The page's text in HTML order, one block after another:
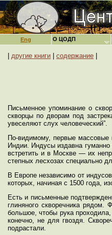
Eng
другие книги содержание
Письменное упоминание о
скворцы по дворам под
увеселяют слух человеческий”.
По-видимому, первые массовые
Индии. Индусы издавна
встретить и в Москве — их
степных лесхозах специально
В Европе независимо от
которых, начиная с 1500 года,
Есть и письменные
глиняного скворечника
большое, чтобы рука
конечно, не для гвоздя.
подрастали.
О ЦОДП